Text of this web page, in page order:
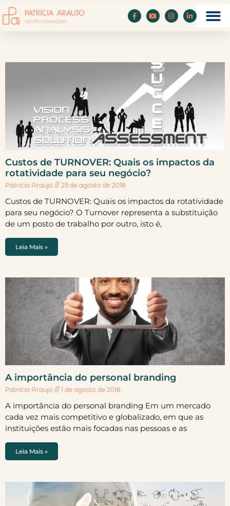
Custos de TURNOVER: Quais os impactos da
rotatividade para seu negócio?
Patrícia Araujo 29 de agosto de 2018
Custos de TURNOVER: Quais os impactos da rotatividade
para seu negócio? O Turnover representa a substituição
de um posto de trabalho por outro, isto é,
Leia Mais »
A importância do personal branding
Patrícia Araujo 1 de agosto de 2018
A importância do personal branding Em um mercado
cada vez mais competitivo e globalizado, em que as
instituições estão mais focadas nas pessoas e as
Leia Mais »